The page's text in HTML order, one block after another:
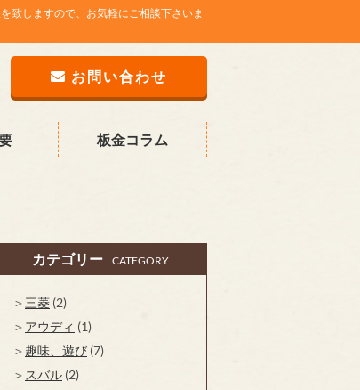
致しますので、お気軽にご相談下さいま
お問い合わせ
板金コラム
カテゴリー CATEGORY
三菱 (2)
アウディ (1)
趣味、遊び (7)
スバル (2)